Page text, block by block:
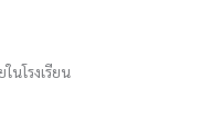
นโรงเรียน